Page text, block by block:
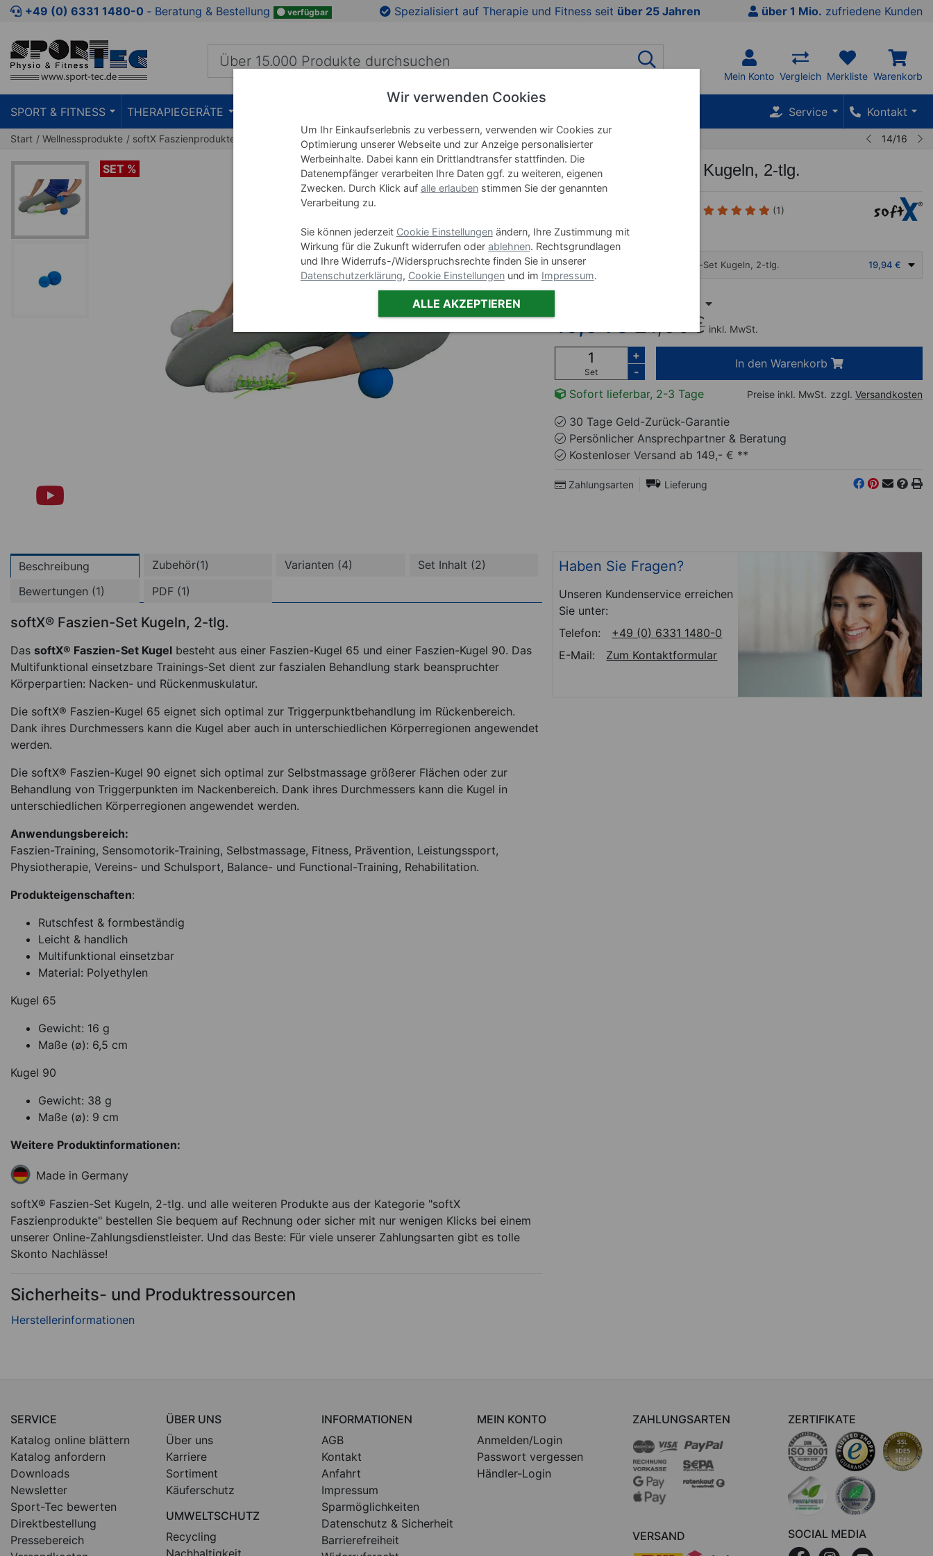
Zum Kaufbereich springen Zur Produktbeschreibung springen Zu den Produktbildern springen
+49 (0) 6331 1480-0 ‐ Beratung & Bestellung verfügbar Spezialisiert auf Therapie und Fitness seit über 25 Jahren über 1 Mio. zufriedene Kunden
Mein Konto Vergleich Merkliste Warenkorb
SPORT & FITNESS THERAPIEGERÄTE Service Kontakt
Start Wellnessprodukte softX Faszienprodukte 14/16
SET % softX® Faszien-Set Kugeln, 2-tlg.
(1)
Varianten
softX® Faszien-Set Kugeln, 2-tlg. 19,94 €
19,94 € inkl. MwSt.
Set
+
-
In den Warenkorb
Sofort lieferbar, 2-3 Tage Preise inkl. MwSt. zzgl. Versandkosten
30 Tage Geld-Zurück-Garantie
Persönlicher Ansprechpartner & Beratung
Kostenloser Versand ab 149,- € **
Zahlungsarten Lieferung
Beschreibung Zubehör(1) Varianten (4)
Set Inhalt (2)
Bewertungen (1)
PDF (1)
softX® Faszien-Set Kugeln, 2-tlg.
Das softX® Faszien-Set Kugel besteht aus einer Faszien-Kugel 65 und einer Faszien-Kugel 90. Das
Multifunktional einsetzbare Trainings-Set dient zur faszialen Behandlung stark beanspruchter
Körperpartien: Nacken- und Rückenmuskulatur.
Die softX® Faszien-Kugel 65 eignet sich optimal zur Triggerpunktbehandlung im Rückenbereich.
Dank ihres Durchmessers kann die Kugel aber auch in unterschiedlichen Körperregionen angewendet
werden.
Die softX® Faszien-Kugel 90 eignet sich optimal zur Selbstmassage größerer Flächen oder zur
Behandlung von Triggerpunkten im Nackenbereich. Dank ihres Durchmessers kann die Kugel in
unterschiedlichen Körperregionen angewendet werden.
Anwendungsbereich:
Faszien-Training, Sensomotorik-Training, Selbstmassage, Fitness, Prävention, Leistungssport,
Physiotherapie, Vereins- und Schulsport, Balance- und Functional-Training, Rehabilitation.
Produkteigenschaften:
Rutschfest & formbeständig
Leicht & handlich
Multifunktional einsetzbar
Material: Polyethylen
Kugel 65
Gewicht: 16 g
Maße (ø): 6,5 cm
Kugel 90
Gewicht: 38 g
Maße (ø): 9 cm
Weitere Produktinformationen:
Made in Germany
softX® Faszien-Set Kugeln, 2-tlg. und alle weiteren Produkte aus der Kategorie "softX
Faszienprodukte" bestellen Sie bequem auf Rechnung oder sicher mit nur wenigen Klicks bei einem
unserer Online-Zahlungsdienstleister. Und das Beste: Für viele unserer Zahlungsarten gibt es tolle
Skonto Nachlässe!
Sicherheits- und Produktressourcen
Haben Sie Fragen?
Unseren Kundenservice erreichen
Sie unter:
Telefon:
+49 (0) 6331 1480-0
E-Mail:
Zum Kontaktformular
SERVICE
Katalog online blättern
Katalog anfordern
Downloads
Newsletter
Sport-Tec bewerten
Direktbestellung
Pressebereich
ÜBER UNS
Über uns
Karriere
Sortiment
Käuferschutz
UMWELTSCHUTZ
Recycling
Nachhaltigkeit
INFORMATIONEN
AGB
Kontakt
Anfahrt
Impressum
Sparmöglichkeiten
Datenschutz & Sicherheit
Barrierefreiheit
MEIN KONTO
Anmelden/Login
Passwort vergessen
Händler-Login
ZAHLUNGSARTEN
VERSAND
ZERTIFIKATE
SOCIAL MEDIA
Wir verwenden Cookies
Um Ihr Einkaufserlebnis zu verbessern, verwenden wir Cookies zur
Optimierung unserer Webseite und zur Anzeige personalisierter
Werbeinhalte. Dabei kann ein Drittlandtransfer stattfinden. Die
Datenempfänger verarbeiten Ihre Daten ggf. zu weiteren, eigenen
Zwecken. Durch Klick auf alle erlaubenstimmen Sie der genannten
Verarbeitung zu.
Sie können jederzeit Cookie Einstellungenändern, Ihre Zustimmung mit
Wirkung für die Zukunft widerrufen oder ablehnen. Rechtsgrundlagen
und Ihre Widerrufs-/Widerspruchsrechte finden Sie in unserer
Datenschutzerklärung, Cookie Einstellungenund im Impressum.
ALLE AKZEPTIEREN